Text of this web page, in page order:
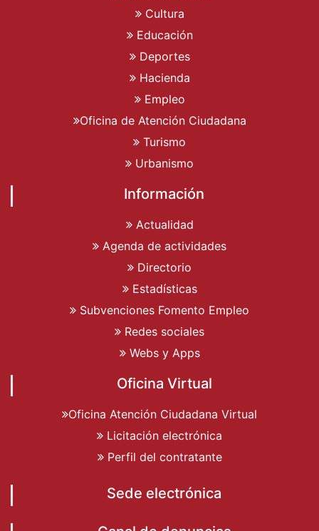
Cultura
Educación
Deportes
Hacienda
Empleo
Oficina de Atención Ciudadana
Turismo
Urbanismo
Información
Actualidad
Agenda de actividades
Directorio
Estadísticas
Subvenciones Fomento Empleo
Redes sociales
Webs y Apps
Oficina Virtual
Oficina Atención Ciudadana Virtual
Licitación electrónica
Perfil del contratante
Sede electrónica